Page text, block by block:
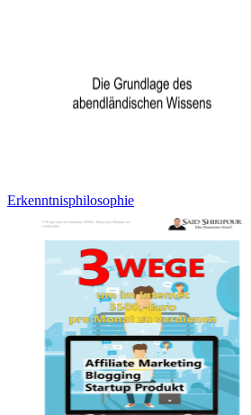
Erkenntnisphilosophie